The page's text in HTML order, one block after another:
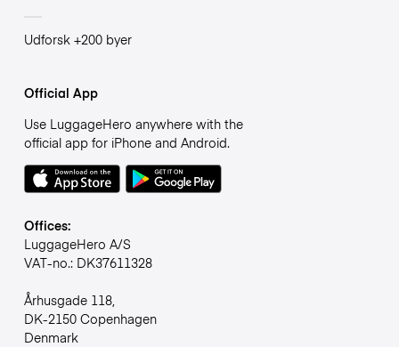
Udforsk +200 byer
Official App
Use LuggageHero anywhere with the
official app for iPhone and Android.
Offices:
LuggageHero A/S
VAT-no.: DK37611328
Århusgade 118,
DK-2150 Copenhagen
Denmark